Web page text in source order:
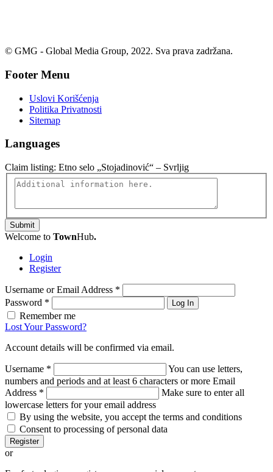
© GMG - Global Media Group, 2022. Sva prava zadržana.
Footer Menu
Uslovi Korišćenja
Politika Privatnosti
Sitemap
Languages
Claim listing: Etno selo „Stojadinović“ – Svrljig
Submit
Welcome to TownHub.
Login
Register
Username or Email Address *
Password * Log In
Remember me
Lost Your Password?
Account details will be confirmed via email.
Username *
You can use letters,
numbers and periods and at least 6 characters or more Email
Address *
Make sure to enter all
lowercase letters for your email address
By using the website, you accept the terms and conditions
Consent to processing of personal data
Register
or